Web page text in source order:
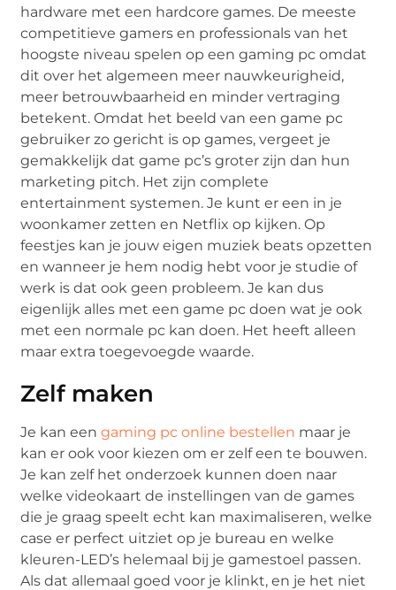
hardware met een hardcore games. De meeste
competitieve gamers en professionals van het
hoogste niveau spelen op een gaming pc omdat
dit over het algemeen meer nauwkeurigheid,
meer betrouwbaarheid en minder vertraging
betekent. Omdat het beeld van een game pc
gebruiker zo gericht is op games, vergeet je
gemakkelijk dat game pc’s groter zijn dan hun
marketing pitch. Het zijn complete
entertainment systemen. Je kunt er een in je
woonkamer zetten en Netflix op kijken. Op
feestjes kan je jouw eigen muziek beats opzetten
en wanneer je hem nodig hebt voor je studie of
werk is dat ook geen probleem. Je kan dus
eigenlijk alles met een game pc doen wat je ook
met een normale pc kan doen. Het heeft alleen
maar extra toegevoegde waarde.
Zelf maken
Je kan eengaming pc online bestellen maar je
kan er ook voor kiezen om er zelf een te bouwen.
Je kan zelf het onderzoek kunnen doen naar
welke videokaart de instellingen van de games
die je graag speelt echt kan maximaliseren, welke
case er perfect uitziet op je bureau en welke
kleuren-LED’s helemaal bij je gamestoel passen.
Als dat allemaal goed voor je klinkt, en je het niet